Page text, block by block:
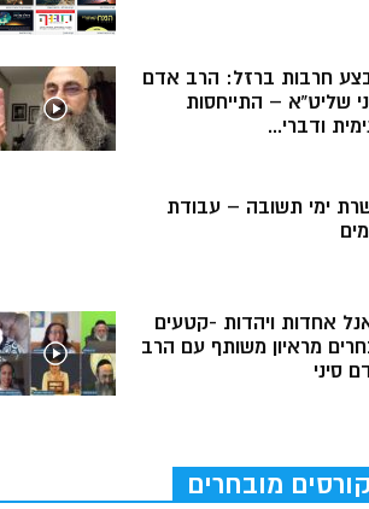
חרבות ברזל: הרב אדם
שליט”א – התייחסות
ודברי...
ימי תשובה – עבודת
אחדות ויהדות -קטעים
מראיון משותף עם הרב
סיני
קורסים מובחרים